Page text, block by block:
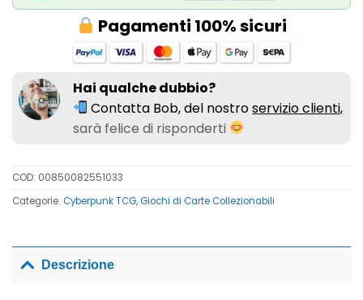
Pagamenti 100% sicuri
Hai qualche dubbio?
Contatta Bob, del nostroservizio clienti,
sarà felice di risponderti
COD: 00850082551033
Categorie: Cyberpunk TCG, Giochi di Carte Collezionabili
Descrizione